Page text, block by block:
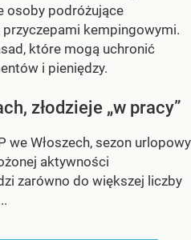
osoby podróżujące
kempingowymi.
które mogą uchronić
i pieniędzy.
złodzieje „w pracy”
we Włoszech, sezon urlopowy
aktywności
zarówno do większej liczby